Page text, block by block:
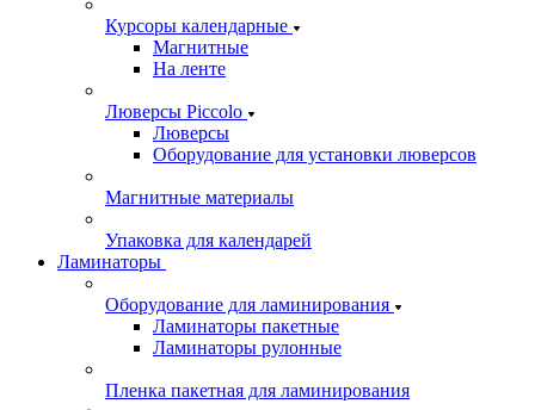
Курсоры календарные
Магнитные
На ленте
Люверсы Piccolo
Люверсы
Оборудование для установки люверсов
Магнитные материалы
Упаковка для календарей
Ламинаторы
Оборудование для ламинирования
Ламинаторы пакетные
Ламинаторы рулонные
Пленка пакетная для ламинирования